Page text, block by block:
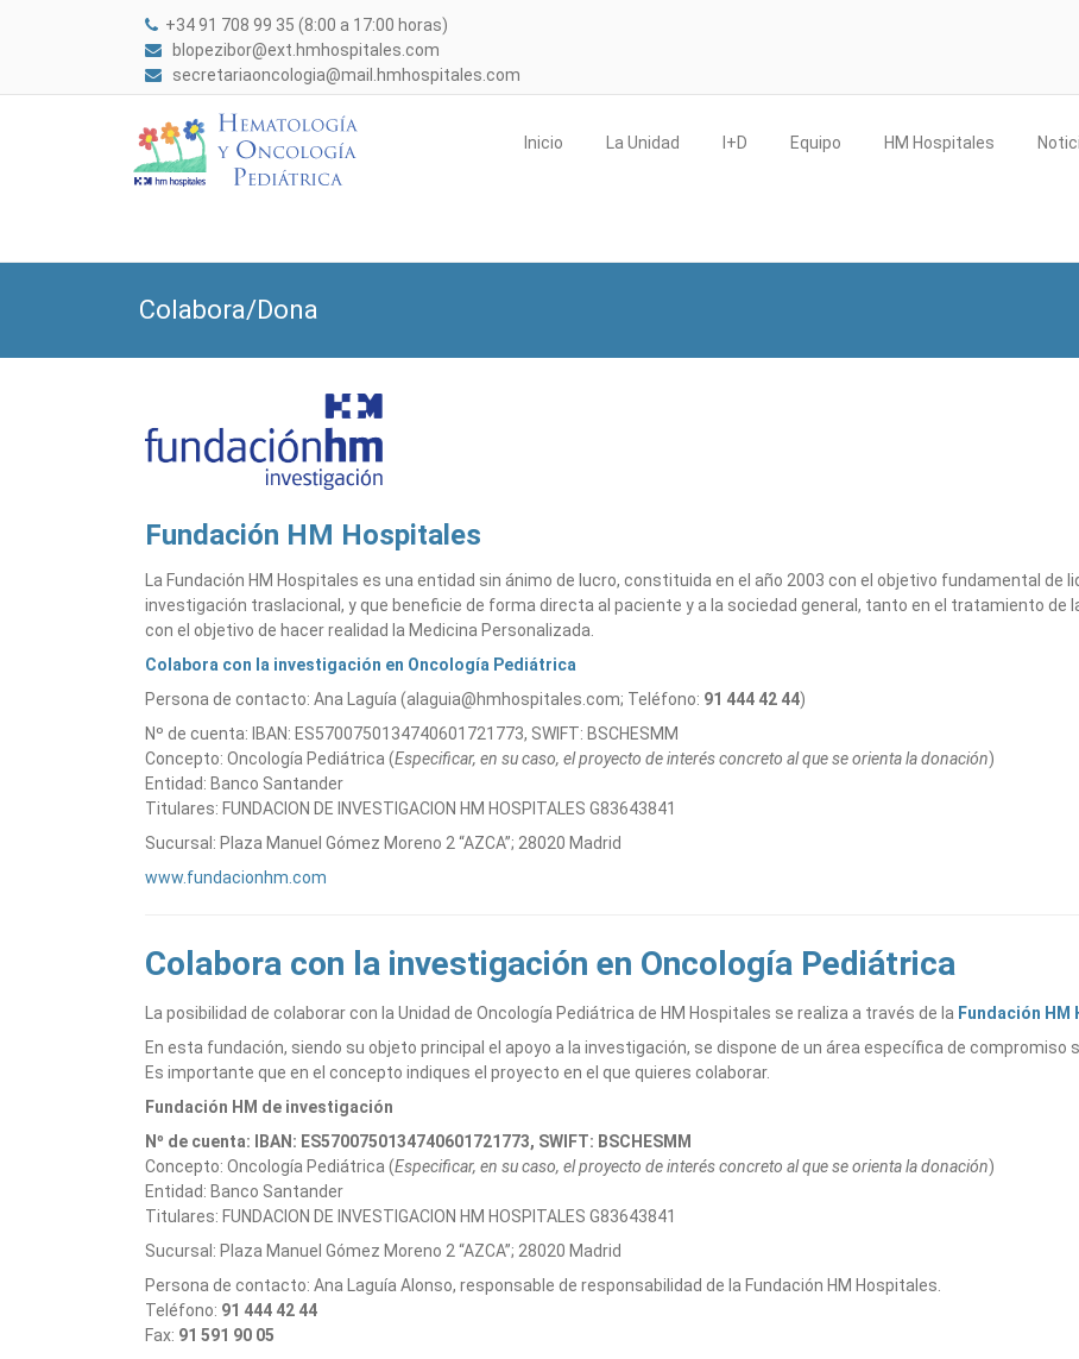
+34 91 708 99 35 (8:00 a 17:00 horas)
blopezibor@ext.hmhospitales.com
secretariaoncologia@mail.hmhospitales.com
Inicio La Unidad I+D Equipo HM Hospitales
Colabora/Dona
Fundación HM Hospitales
La Fundación HM Hospitales es una entidad sin ánimo de lucro, constituida en el año 2003 con el objetivo fundamental de
investigación traslacional, y que beneficie de forma directa al paciente y a la sociedad general, tanto en el tratamiento de
con el objetivo de hacer realidad la Medicina Personalizada.
Colabora con la investigación en Oncología Pediátrica
Persona de contacto: Ana Laguía (alaguia@hmhospitales.com; Teléfono: 91 444 42 44)
Nº de cuenta: IBAN: ES5700750134740601721773, SWIFT: BSCHESMM
Concepto: Oncología Pediátrica (Especificar, en su caso, el proyecto de interés concreto al que se orienta la donación)
Entidad: Banco Santander
Titulares: FUNDACION DE INVESTIGACION HM HOSPITALES G83643841
Sucursal: Plaza Manuel Gómez Moreno 2 “AZCA”; 28020 Madrid
www.fundacionhm.com
Colabora con la investigación en Oncología Pediátrica
La posibilidad de colaborar con la Unidad de Oncología Pediátrica de HM Hospitales se realiza a través de la Fundación HM
En esta fundación, siendo su objeto principal el apoyo a la investigación, se dispone de un área específica de compromiso
Es importante que en el concepto indiques el proyecto en el que quieres colaborar.
Fundación HM de investigación
Nº de cuenta: IBAN: ES5700750134740601721773, SWIFT: BSCHESMM
Concepto: Oncología Pediátrica (Especificar, en su caso, el proyecto de interés concreto al que se orienta la donación)
Entidad: Banco Santander
Titulares: FUNDACION DE INVESTIGACION HM HOSPITALES G83643841
Sucursal: Plaza Manuel Gómez Moreno 2 “AZCA”; 28020 Madrid
Persona de contacto: Ana Laguía Alonso, responsable de responsabilidad de la Fundación HM Hospitales.
Teléfono: 91 444 42 44
Fax: 91 591 90 05